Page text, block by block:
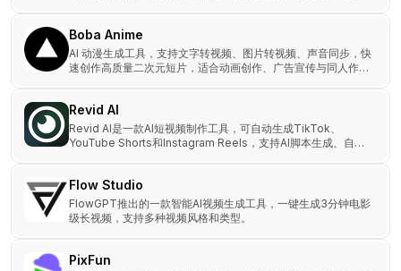
Boba Anime
AI 动漫生成工具，支持文字转视频、图片转视频、声音同步，快
速创作高质量二次元短片，适合动画创作、广告宣传与同人作品
Revid AI
Revid AI是一款AI短视频制作工具，可自动生成TikTok、
YouTube Shorts和Instagram Reels，支持AI脚本生成、自动
Flow Studio
FlowGPT推出的一款智能AI视频生成工具，一键生成3分钟电影
级长视频，支持多种视频风格和类型。
PixFun